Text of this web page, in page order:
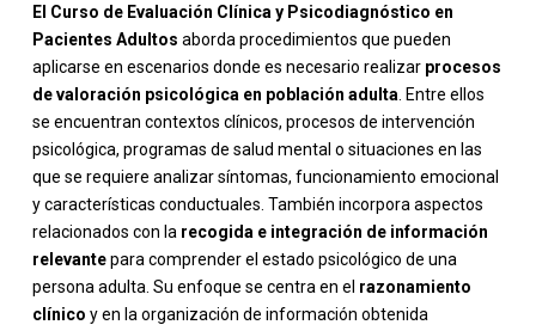
El Curso de Evaluación Clínica y Psicodiagnóstico en
Pacientes Adultos aborda procedimientos que pueden
aplicarse en escenarios donde es necesario realizar procesos
de valoración psicológica en población adulta. Entre ellos
se encuentran contextos clínicos, procesos de intervención
psicológica, programas de salud mental o situaciones en las
que se requiere analizar síntomas, funcionamiento emocional
y características conductuales. También incorpora aspectos
relacionados con la recogida e integración de información
relevantepara comprender el estado psicológico de una
persona adulta. Su enfoque se centra en el razonamiento
clínico y en la organización de información obtenida
-